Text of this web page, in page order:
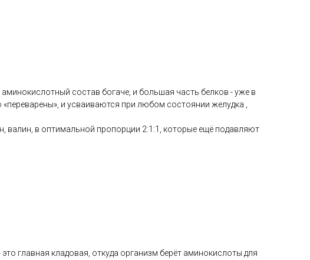
состав богаче, и большая часть белков - уже в
и усваиваются при любом состоянии желудка ,
в оптимальной пропорции 2:1:1, которые ещё подавляют
главная кладовая, откуда организм берёт аминокислоты для